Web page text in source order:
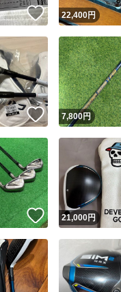
いいね！
22,400円
いいね！
7,800円
いいね！
21,000円